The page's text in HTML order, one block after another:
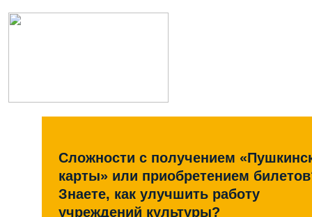
Сложности с получением
карты» или приобретением
Знаете, как улучшить работу
учреждений культуры?